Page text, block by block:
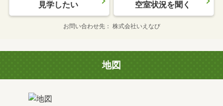
見学したい 空室状況を聞く
お問い合わせ先 株式会社いえなび
地図